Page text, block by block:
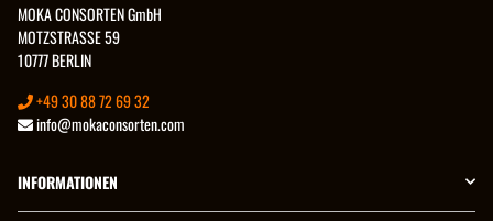
MOKA CONSORTEN GmbH
MOTZSTRASSE 59
10777 BERLIN
+49 30 88 72 69 32
info@mokaconsorten.com
INFORMATIONEN